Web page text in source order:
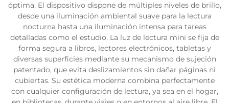
óptima. El dispositivo dispone de múltiples niveles de brillo,
desde una iluminación ambiental suave para la lectura
nocturna hasta una iluminación intensa para tareas
detalladas como el estudio. La luz de lectura mini se fija de
forma segura a libros, lectores electrónicos, tabletas y
diversas superficies mediante su mecanismo de sujeción
patentado, que evita deslizamientos sin dañar páginas ni
cubiertas. Su estética moderna combina perfectamente
con cualquier configuración de lectura, ya sea en el hogar,